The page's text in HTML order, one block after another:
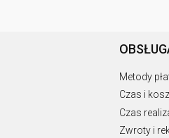
Metody
Czas i
Czas
Zwroty i